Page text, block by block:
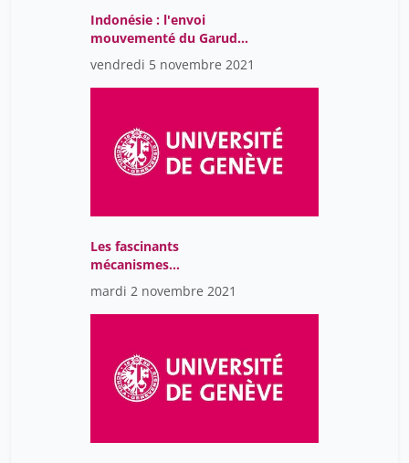
Indonésie : l'envoi
mouvementé du Garuda.
Développement,
dictature et démocratie
vendredi 5 novembre 2021
Les fascinants
mécanismes
d'orientation des
animaux
mardi 2 novembre 2021